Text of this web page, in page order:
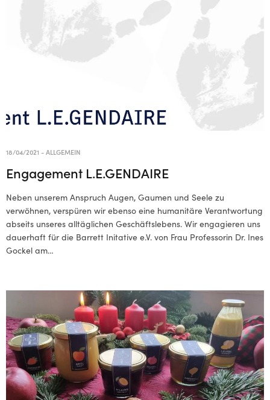
18/04/2021 -ALLGEMEIN
Engagement L.E.GENDAIRE
Neben unserem Anspruch Augen, Gaumen und Seele zu
verwöhnen, verspüren wir ebenso eine humanitäre Verantwortung
abseits unseres alltäglichen Geschäftslebens. Wir engagieren uns
dauerhaft für die Barrett Initative e.V. von Frau Professorin Dr. Ines
Gockel am…